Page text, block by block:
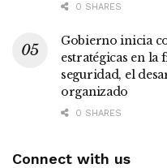
0 SHARES
Gobierno inicia
estratégicas en
seguridad, el
organizado
0 SHARES
Connect with us